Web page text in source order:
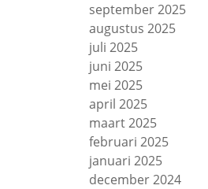
september 2025
augustus 2025
juli 2025
juni 2025
mei 2025
april 2025
maart 2025
februari 2025
januari 2025
december 2024